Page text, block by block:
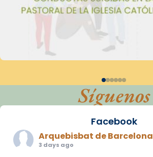
Síguenos
Facebook
Arquebisbat de Barcelona
3 days ago